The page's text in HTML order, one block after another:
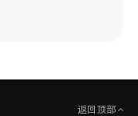
返回顶部